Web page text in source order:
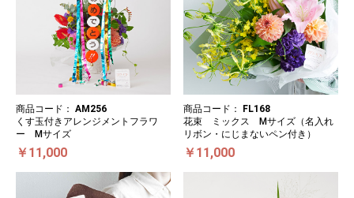
商品コード： AM256
くす玉付きアレンジメントフラワ
ー Mサイズ
￥11,000
商品コード：
FL168
花束 ミックス Mサイズ（名入れ
リボン・にじまないペン付き）
￥11,000